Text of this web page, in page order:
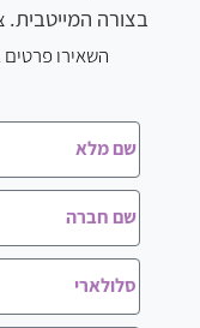
בצורה המייטבית.
השאירו